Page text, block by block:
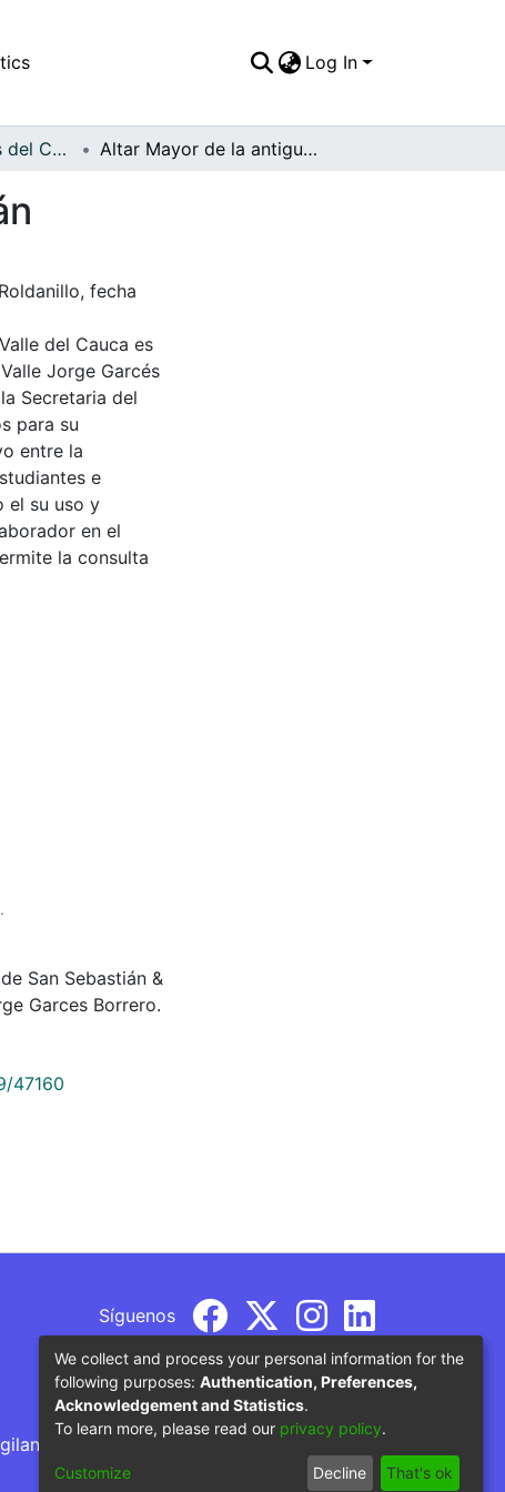
Log In
APFFVC - Objetos del Culto - Patrimonial Altar Mayor de la antigua iglesia de San Sebastián
fecha
del Cauca es
Jorge Garcés
Secretaria del
para su
entre la
e
el su uso y
en el
la consulta
San Sebastián &
Garces Borrero.
47160
Síguenos
por parte del Ministerio de Educación
We collect and process your personal information for the
following purposes: Authentication, Preferences,
Acknowledgement and Statistics.
To learn more, please read our privacy policy.
Customize Decline That's ok